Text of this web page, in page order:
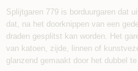
Splijtgaren 779 is borduurgaren dat
dat, na het doorknippen van een
draden gesplitst kan worden. Het
van katoen, zijde, linnen of
glanzend gemaakt door het dubbel